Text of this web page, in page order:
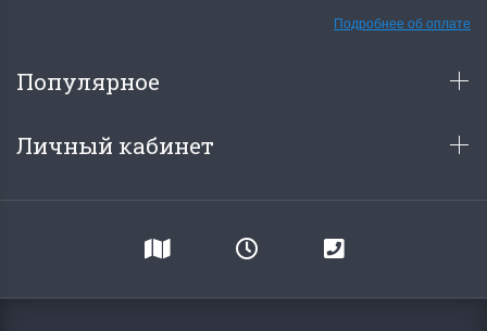
Подробнее об оплате
Популярное
Личный кабинет